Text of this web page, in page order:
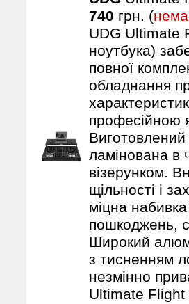
740 грн. (
UDG Ultimate
ноутбука)
повної
обладнання
професійною
ламінована в
візерунком.
щільності і
міцна
пошкоджень,
Широкий
з тисненням
незмінно
Ultimate